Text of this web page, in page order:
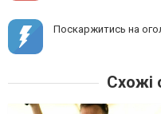
Поскаржитись на
Схожі